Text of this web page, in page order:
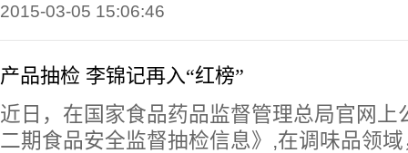
2015-03-05 15:06:46
产品抽检 李锦记再入“红榜”
近日，在国家食品药品监督管理总局官网上
二期食品安全监督抽检信息》,在调味品领